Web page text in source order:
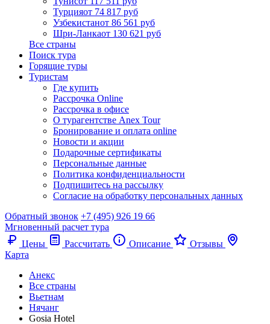
Турцияот 74 817 руб
Узбекистанот 86 561 руб
Шри-Ланкаот 130 621 руб
Все страны
Поиск тура
Горящие туры
Туристам
Где купить
Рассрочка Online
Рассрочка в офисе
О турагентстве Anex Tour
Бронирование и оплата online
Новости и акции
Подарочные сертификаты
Персональные данные
Политика конфиденциальности
Подпишитесь на рассылку
Согласие на обработку персональных данных
Обратный звонок +7 (495) 926 19 66
Мгновенный расчет тура
Цены
Рассчитать Описание
Отзывы
Карта
Анекс
Все страны
Вьетнам
Нячанг
Gosia Hotel